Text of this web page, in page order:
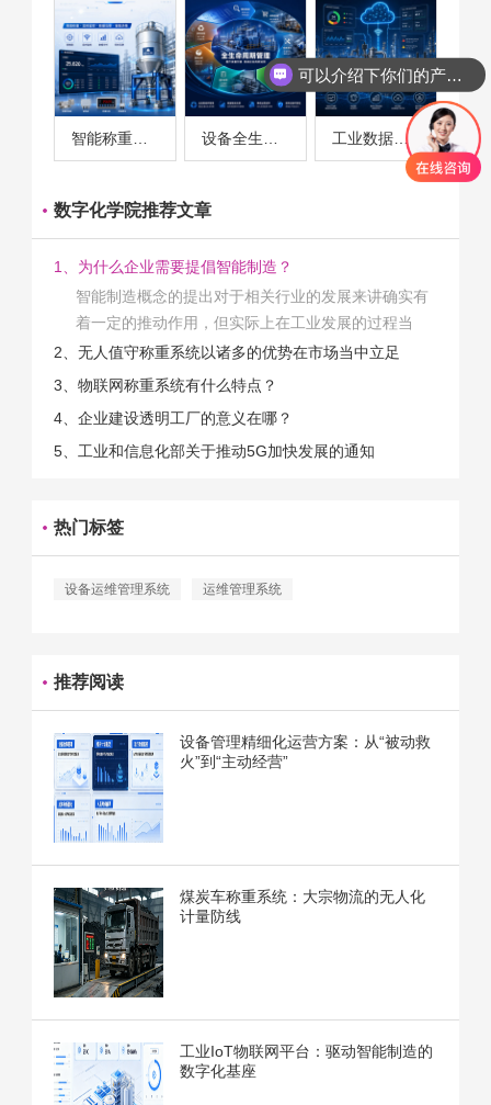
智能称重系统案例 工业数据采集与设备监控案例
数字化学院推荐文章
1、为什么企业需要提倡智能制造？
智能制造概念的提出对于相关行业的发展来讲确实有
着一定的推动作用，但实际上在工业发展的过程当
中，能够推动相关产业发展的具体结束是非常的多
的。那么为什么企业一定需要...
2、无人值守称重系统以诸多的优势在市场当中立足
3、物联网称重系统有什么特点？
4、企业建设透明工厂的意义在哪？
5、工业和信息化部关于推动5G加快发展的通知
热门标签
设备运维管理系统 运维管理系统
推荐阅读
设备管理精细化运营方案：从“被动救
火”到“主动经营”
煤炭车称重系统：大宗物流的无人化
计量防线
工业IoT物联网平台：驱动智能制造的
数字化基座
可以介绍下你们的产品么